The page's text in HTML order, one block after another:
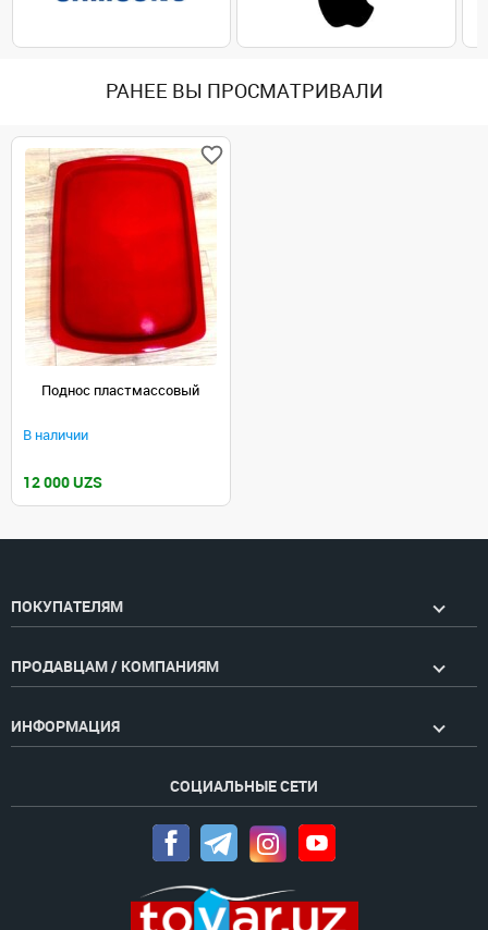
РАНЕЕ ВЫ ПРОСМАТРИВАЛИ
Поднос пластмассовый
В наличии
12 000 UZS
ПОКУПАТЕЛЯМ
ПРОДАВЦАМ / КОМПАНИЯМ
ИНФОРМАЦИЯ
СОЦИАЛЬНЫЕ СЕТИ